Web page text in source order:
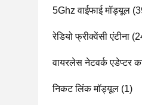
5Ghz वाईफाई मॉड्यूल
रेडियो फ्रीक्वेंसी एंटीना
वायरलेस नेटवर्क एडेप्टर
निकट लिंक मॉड्यूल (1)